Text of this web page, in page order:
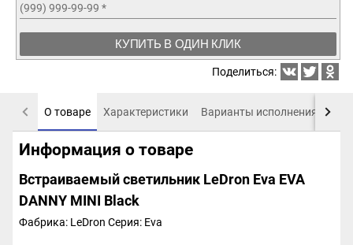
(999) 999-99-99 *
КУПИТЬ В ОДИН КЛИК
Поделиться:
О товаре Характеристики Варианты исполнения
Информация о товаре
Встраиваемый светильник LeDron Eva EVA
DANNY MINI Black
Фабрика: LeDron Серия: Eva